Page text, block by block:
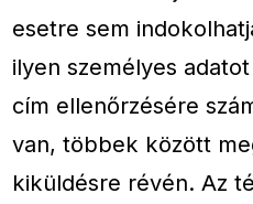
esetre sem
ilyen személyes
cím ellenőrzésére
van, többek között
kiküldésre révén. Az